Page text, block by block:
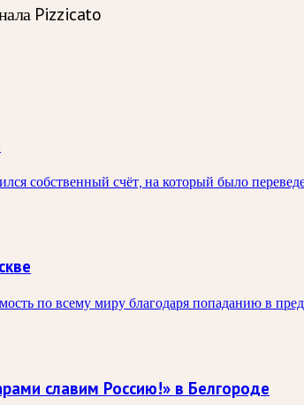
Pizzicato
собственный счёт, на который было
по всему миру благодаря попаданию в
славим Россию!» в Белгороде